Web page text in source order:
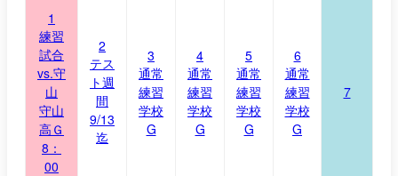
1
練習
試合
vs.守
山
守山
高Ｇ
8：
00
2
テス
ト週
間
9/13
迄
3
通常
練習
学校
G
4
通常
練習
学校
G
5
通常
練習
学校
G
6
通常
練習
学校
G
7